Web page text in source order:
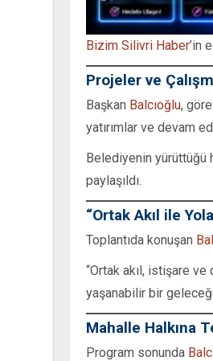
Bizim Silivri Haber’in
Projeler ve
Başkan Balcıoğlu,
yatırımlar ve devam
Belediyenin yürüttüğü
paylaşıldı.
“Ortak Akıl ile
Toplantıda konuşan
“Ortak akıl, istişare ve
yaşanabilir bir
Mahalle Halkına
Program sonunda